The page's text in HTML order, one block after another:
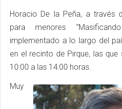
Horacio De la Peña, a través
para menores
implementado a lo largo del
en el recinto de Pirque, las
10:00 a las 14:00 horas.
Muy